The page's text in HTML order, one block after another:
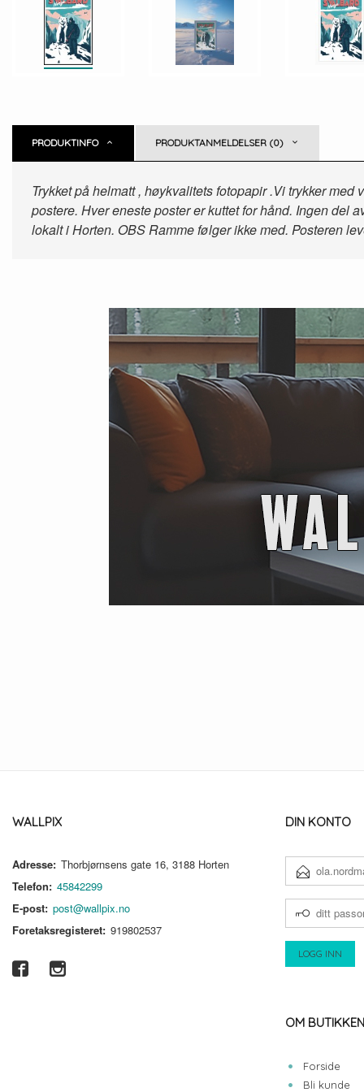
PRODUKTINFO PRODUKTANMELDELSER (0)
Trykket på helmatt , høykvalitets fotopapir.Vi trykker med
postere. Hver eneste poster er kuttet for hånd. Ingen del
lokalt i Horten. OBS Ramme følger ikke med. Posteren
WALLPIX
Adresse: Thorbjørnsens gate 16, 3188 Horten
Telefon: 45842299
E-post: post@wallpix.no
Foretaksregisteret: 919802537
DIN KONTO
POSTADRESSE
PASSORD
OM BUTIKKEN
Forside
Bli kunde